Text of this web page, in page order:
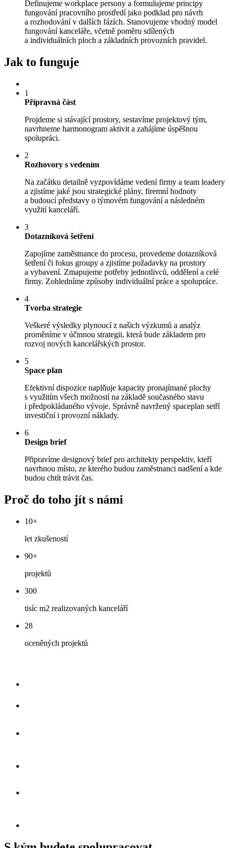
Definujeme workplace persony a formulujeme principy
fungování pracovního prostředí jako podklad pro návrh
a rozhodování v dalších fázích. Stanovujeme vhodný model
fungování kanceláře, včetně poměru sdílených
a individuálních ploch a základních provozních pravidel.
Jak to funguje
1
Přípravná část
Projdeme si stávající prostory, sestavíme projektový tým,
navrhneme harmonogram aktivit a zahájíme úspěšnou
spolupráci.
2
Rozhovory s vedením
Na začátku detailně vyzpovídáme vedení firmy a team leadery
a zjistíme jaké jsou strategické plány, firemní hodnoty
a budoucí představy o týmovém fungování a následném
využití kanceláří.
3
Dotazníková šetření
Zapojíme zaměstnance do procesu, provedeme dotazníková
šetření či fokus groupy a zjistíme požadavky na prostory
a vybavení. Zmapujeme potřeby jednotlivců, oddělení a celé
firmy. Zohledníme způsoby individuální práce a spolupráce.
4
Tvorba strategie
Veškeré výsledky plynoucí z našich výzkumů a analýz
proměníme v účinnou strategii, která bude základem pro
rozvoj nových kancelářských prostor.
5
Space plan
Efektivní dispozice naplňuje kapacity pronajímané plochy
s využitím všech možností na základě současného stavu
i předpokládaného vývoje. Správně navržený spaceplan setří
investiční i provozní náklady.
6
Design brief
Připravíme designový brief pro architekty perspektiv, kteří
navrhnou místo, ze kterého budou zaměstnanci nadšení a kde
budou chtít trávit čas.
Proč do toho jít s námi
10+
let zkušeností
90+
projektů
300
tisíc m2 realizovaných kanceláří
28
oceněných projektů